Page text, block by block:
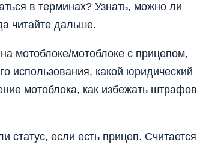
в терминах? Узнать, можно ли
читайте дальше.
мотоблоке/мотоблоке с прицепом,
использования, какой юридический
мотоблока, как избежать штрафов
статус, если есть прицеп. Считается